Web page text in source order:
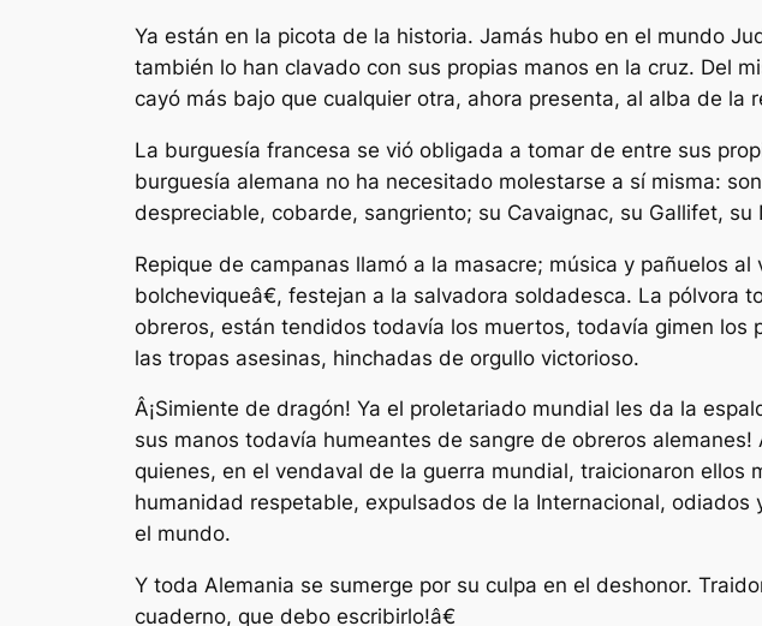
Ya están en la picota de la historia. Jamás hubo en el mundo
también lo han clavado con sus propias manos en la cruz. Del
cayó más bajo que cualquier otra, ahora presenta, al alba de la
La burguesía francesa se vió obligada a tomar de entre sus
burguesía alemana no ha necesitado molestarse a sí misma:
despreciable, cobarde, sangriento; su Cavaignac, su Gallifet,
Repique de campanas llamó a la masacre; música y pañuelos
bolcheviqueâ€, festejan a la salvadora soldadesca. La
obreros, están tendidos todavía los muertos, todavía gimen los
las tropas asesinas, hinchadas de orgullo victorioso.
Â¡Simiente de dragón! Ya el proletariado mundial les da la
sus manos todavía humeantes de sangre de obreros
quienes, en el vendaval de la guerra mundial, traicionaron
humanidad respetable, expulsados de la Internacional,
el mundo.
Y toda Alemania se sumerge por su culpa en el deshonor.
cuaderno, que debo escribirlo!â€